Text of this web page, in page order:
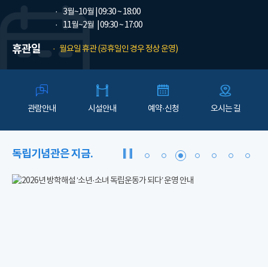
3월~10월 | 09:30 ~ 18:00
11월~2월
| 09:30 ~ 17:00
휴관일 월요일 휴관 (공휴일인 경우 정상 운영)
관람안내 시설안내 예약·신청 오시는 길
독립기념관은 지금.